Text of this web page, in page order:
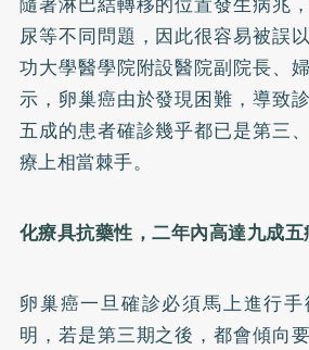
尿等不同問題，因此很容易被誤
功大學醫學院附設醫院副院長、
示，卵巢癌由於發現困難，導致
五成的患者確診幾乎都已是第三
療上相當棘手。
化療具抗藥性，二年內高達九成
卵巢癌一旦確診必須馬上進行
明，若是第三期之後，都會傾向